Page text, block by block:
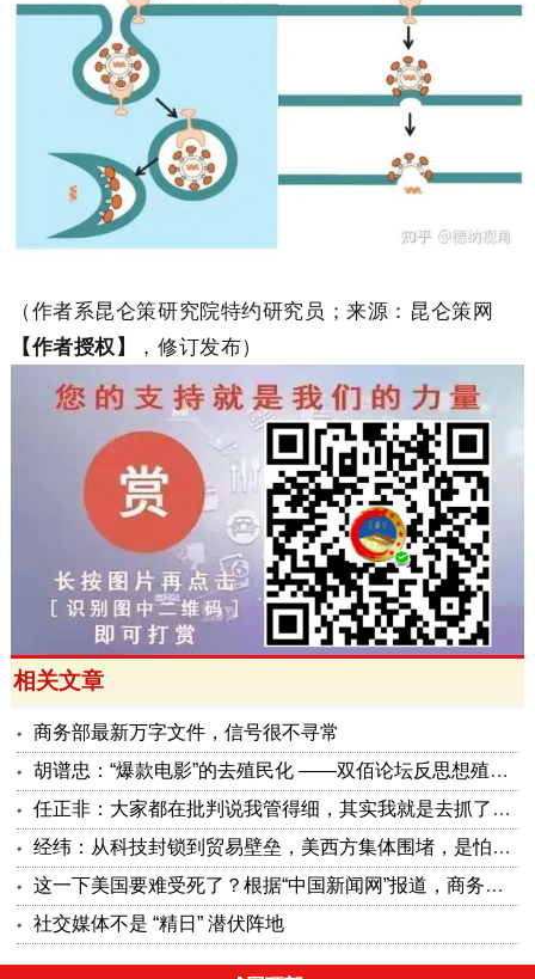
（作者系昆仑策研究院特约研究员；来源：昆仑策网
【作者授权】
，修订发布）
相关文章
商务部最新万字文件，信号很不寻常
胡谱忠：“爆款电影”的去殖民化 ——双佰论坛反思想殖民系列报告之五
任正非：大家都在批判说我管得细，其实我就是去抓了一些点激活原有政策这潭水
经纬：从科技封锁到贸易壁垒，美西方集体围堵，是怕被砸了金饭碗
这一下美国要难受死了？根据“中国新闻网”报道，商务部公布了5项对美反制措施，可谓是招招击准美国要害！
社交媒体不是 “精日” 潜伏阵地